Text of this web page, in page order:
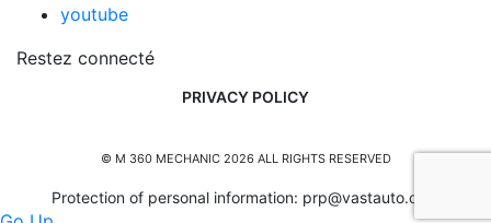
youtube
Restez connecté
PRIVACY POLICY
© M 360 MECHANIC 2026 ALL RIGHTS RESERVED
Protection of personal information: prp@vastauto.com